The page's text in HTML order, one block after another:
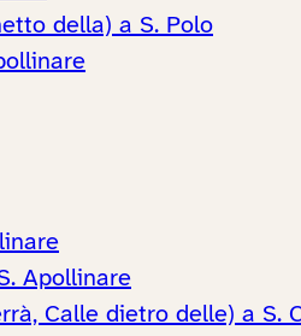
della) a S. Polo
Apollinare
Calle dietro delle) a S.